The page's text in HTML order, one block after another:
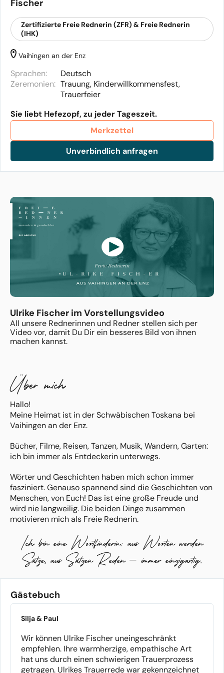
Fischer
Zertifizierte Freie Rednerin (ZFR) & Freie Rednerin
(IHK)
Vaihingen an der Enz
Sprachen:
Deutsch
Zeremonien: Trauung, Kinderwillkommensfest,
Trauerfeier
Sie liebt Hefezopf, zu jeder Tageszeit.
Merkzettel
Unverbindlich anfragen
Ulrike Fischer im Vorstellungsvideo
All unsere Rednerinnen und Redner stellen sich per
Video vor, damit Du Dir ein besseres Bild von ihnen
machen kannst.
Über mich
Hallo!
Meine Heimat ist in der Schwäbischen Toskana bei
Vaihingen an der Enz.
Bücher, Filme, Reisen, Tanzen, Musik, Wandern, Garten:
ich bin immer als Entdeckerin unterwegs.
Wörter und Geschichten haben mich schon immer
fasziniert. Genauso spannend sind die Geschichten von
Menschen, von Euch! Das ist eine große Freude und
wird nie langweilig. Die beiden Dinge zusammen
motivieren mich als Freie Rednerin.
Ich sehe leise aus, kann aber auch laut, ich sehe ernst
aus, kann aber auch humorvoll. Gemeinsam mit Euch
gestalte ich diesen besonderen Tag nach Euren
Ob Trauung, Kinderwillkommensfest oder Trauerfeier, es
ist mir ein Bedürfnis, jeden Menschen so zu sehen wie
Eure Persönlichkeiten.
Die Geschichten die Ihr erzählt, immer facettenreich
wie das Leben, sind die Hauptzutat für meine freie Rede
und Eure Zeremonie.
Ich bin eine Wortfinderin: aus Worten werden
Sätze, aus Sätzen Reden – immer einzigartig.
Gästebuch
Silja & Paul
Wir können Ulrike Fischer uneingeschränkt
empfehlen. Ihre warmherzige, empathische Art
hat uns durch einen schwierigen Trauerprozess
getragen. Ulrikes Trauerrede war gekennzeichnet